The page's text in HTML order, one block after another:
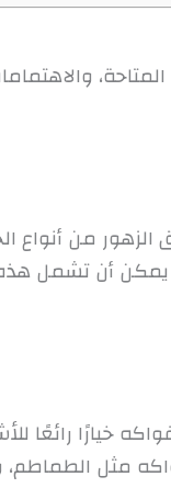
من أنواع
يمكن أن تشمل
خيارًا
الطماطم،